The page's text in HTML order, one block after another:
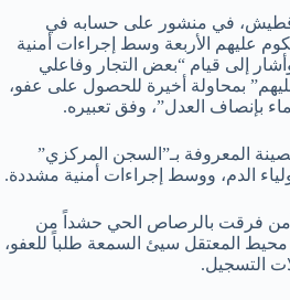
قطيش، في منشور على حسابه في
عليهم الأربعة وسط إجراءات أمنية
إلى قيام “بعض التجار وفاعلي
بمحاولة أخيرة للحصول على عفو،
بإنصاف العدل”، وفق تعبيره.
المعروفة بـ”السجن المركزي”
الدم، ووسط إجراءات أمنية مشددة.
فرقت بالرصاص الحي حشداً من
محيط المعتقل سيئ السمعة طلباً للعفو،
التسجيل.